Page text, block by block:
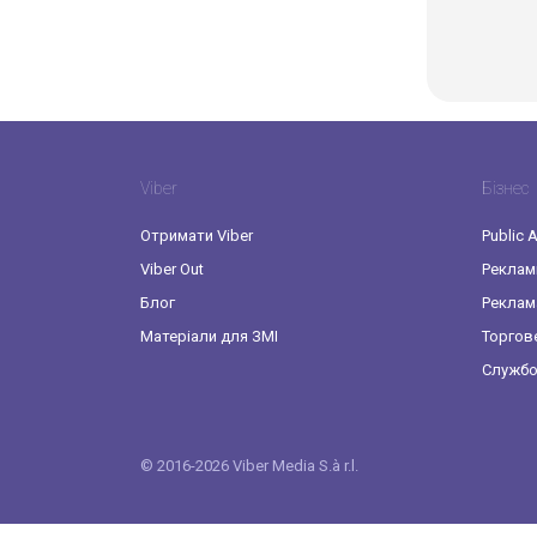
Viber
Отримати Viber
Viber Out
Блог
Матеріали для ЗМІ
Бізнес
Public
© 2016-2026 Viber Media S.à r.l.